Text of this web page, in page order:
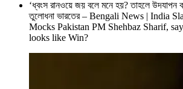
‘ধ্বংস রানওয়ে জয় বলে মনে হয়? তাহলে উদযাপন
তুলোধনা ভারতের – Bengali News | India
Mocks Pakistan PM Shehbaz Sharif,
looks like Win?